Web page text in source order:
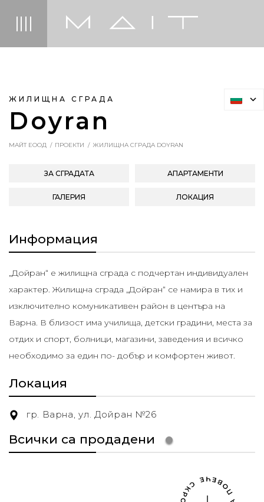
ЖИЛИЩНА СГРАДА
Doyran
МАЙТ ЕООД ПРОЕКТИ ЖИЛИЩНА СГРАДА DOYRAN
ЗА СГРАДАТА АПАРТАМЕНТИ
ГАЛЕРИЯ ЛОКАЦИЯ
Информация
„Дойран“ е жилищна сграда с подчертан индивидуален
характер. Жилищна сграда „Дойран“ се намира в тих и
изключително комуникативен район в центъра на
Варна. В близост има училища, детски градини, места за
отдих и спорт, болници, магазини, заведения и всичко
необходимо за един по- добър и комфортен живот.
Локация
гр. Варна, ул. Дойран №26
Всички са продадени